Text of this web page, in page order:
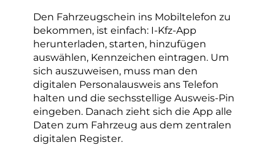
Den Fahrzeugschein ins Mobiltelefon zu
bekommen, ist einfach: I-Kfz-App
herunterladen, starten, hinzufügen
auswählen, Kennzeichen eintragen. Um
sich auszuweisen, muss man den
digitalen Personalausweis ans Telefon
halten und die sechsstellige Ausweis-Pin
eingeben. Danach zieht sich die App alle
Daten zum Fahrzeug aus dem zentralen
digitalen Register.